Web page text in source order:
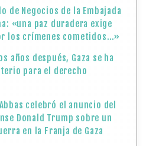
de Negocios de la Embajada
«una paz duradera exige
los crímenes cometidos…»
años después, Gaza se ha
para el derecho
celebró el anuncio del
Donald Trump sobre un
en la Franja de Gaza